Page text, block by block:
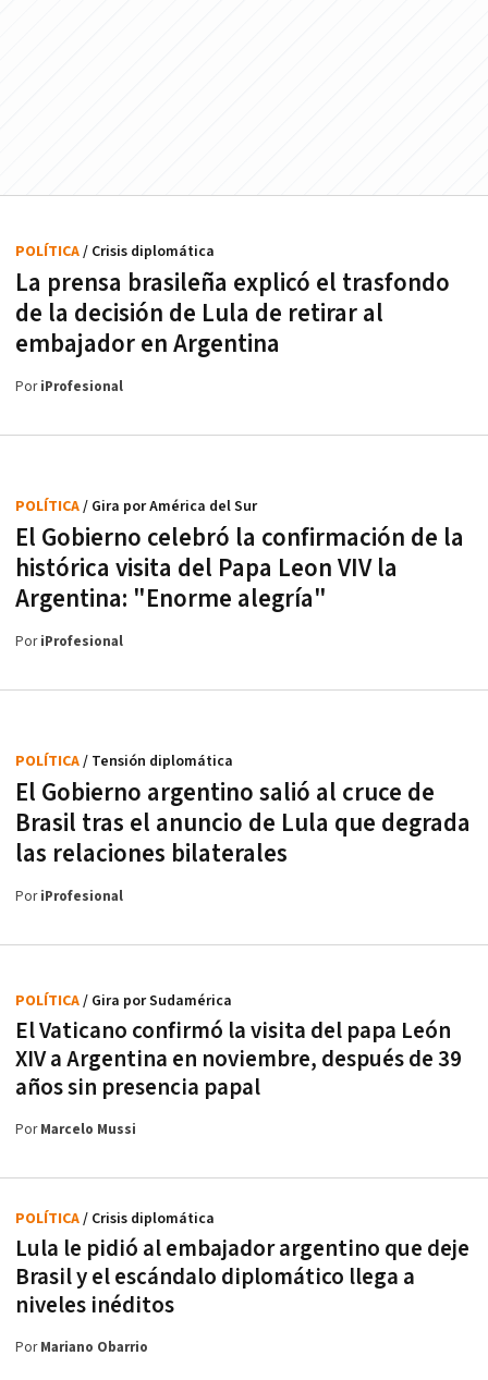
La prensa brasileña explicó el trasfondo
de la decisión de Lula de retirar al
embajador en Argentina
POLÍTICA/ Crisis diplomática
PoriProfesional
El Gobierno celebró la confirmación de la
histórica visita del Papa Leon VIV la
Argentina: "Enorme alegría"
POLÍTICA/ Gira por América del Sur
PoriProfesional
El Gobierno argentino salió al cruce de
Brasil tras el anuncio de Lula que degrada
las relaciones bilaterales
POLÍTICA/ Tensión diplomática
PoriProfesional
El Vaticano confirmó la visita del papa León
XIV a Argentina en noviembre, después de 39
años sin presencia papal
POLÍTICA/ Gira por Sudamérica
PorMarcelo Mussi
Lula le pidió al embajador argentino que deje
Brasil y el escándalo diplomático llega a
niveles inéditos
POLÍTICA/ Crisis diplomática
PorMariano Obarrio